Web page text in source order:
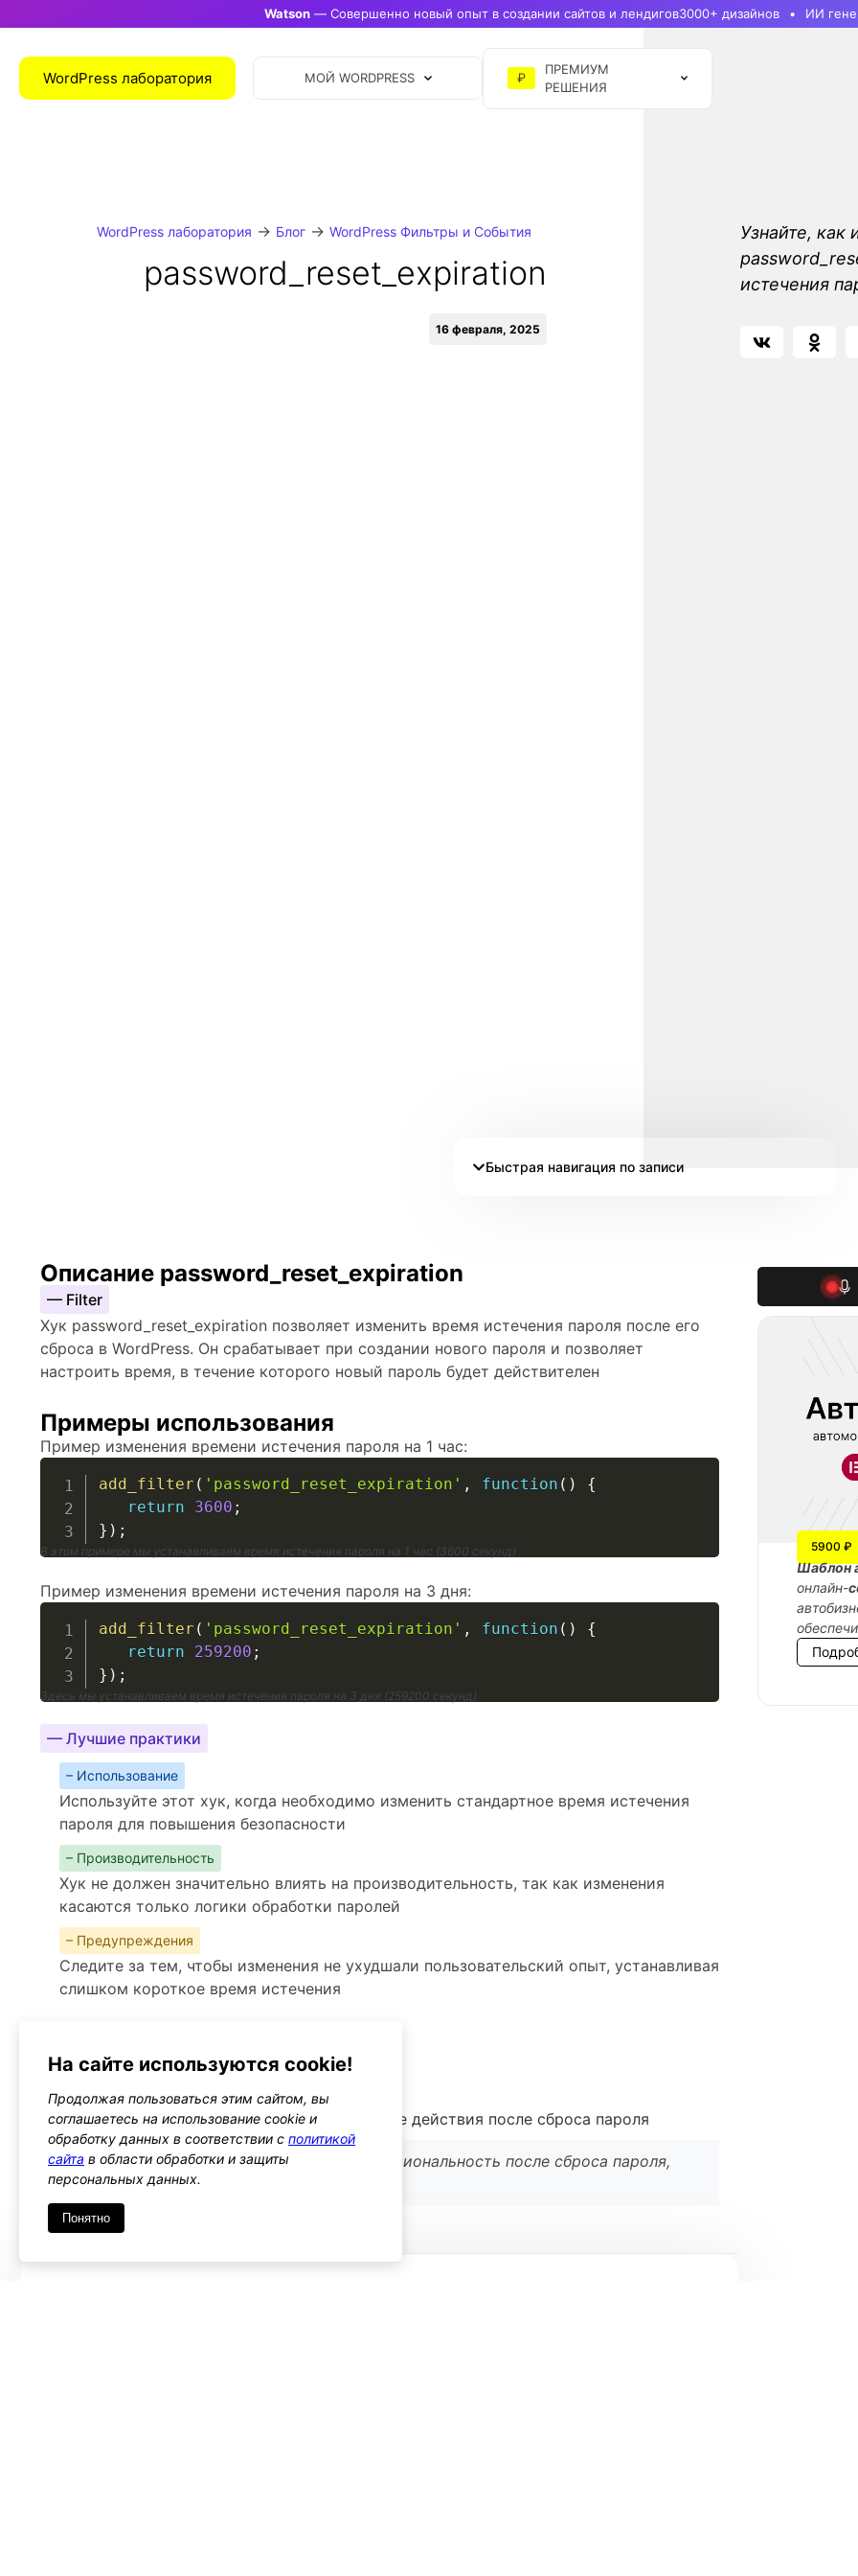
Watson — Совершенно новый опыт в создании сайтов и лендигов3000+ дизайнов ИИ
WordPress лаборатория МОЙ WORDPRESS ₽
ПРЕМИУМ
РЕШЕНИЯ
WordPress лаборатория → Блог→ WordPress Фильтры и События
password_reset_expiration
16 февраля, 2025
Узнайте, как
истечения
Быстрая навигация по записи
Описание password_reset_expiration
— Filter
Хук password_reset_expiration позволяет изменить время истечения пароля после его
сброса в WordPress. Он срабатывает при создании нового пароля и позволяет
настроить время, в течение которого новый пароль будет действителен
Примеры использования
Пример изменения времени истечения пароля на 1 час:
add_filter ( 'password_reset_expiration' , function ( )
{
return
3600 ;
} ) ;
В этом примере мы устанавливаем время истечения пароля на 1 час (3600 секунд)
Пример изменения времени истечения пароля на 3 дня:
add_filter ( 'password_reset_expiration' , function ( )
{
return
259200 ;
} ) ;
Здесь мы устанавливаем время истечения пароля на 3 дня (259200 секунд)
— Лучшие практики
– Использование
Используйте этот хук, когда необходимо изменить стандартное время истечения
пароля для повышения безопасности
– Производительность
Хук не должен значительно влиять на производительность, так как изменения
касаются только логики обработки паролей
– Предупреждения
Следите за тем, чтобы изменения не ухудшали пользовательский опыт, устанавливая
слишком короткое время истечения
Тип: action
Этот хук позволяет выполнять дополнительные действия после сброса пароля
Используйте его, если нужно добавить функциональность после сброса пароля,
например, уведомления
5900 ₽
Шаблон
онлайн-
На сайте используются cookie!
Продолжая пользоваться этим сайтом, вы
соглашаетесь на использование cookie и
обработку данных в соответствии с политикой
сайта в области обработки и защиты
персональных данных.
Понятно